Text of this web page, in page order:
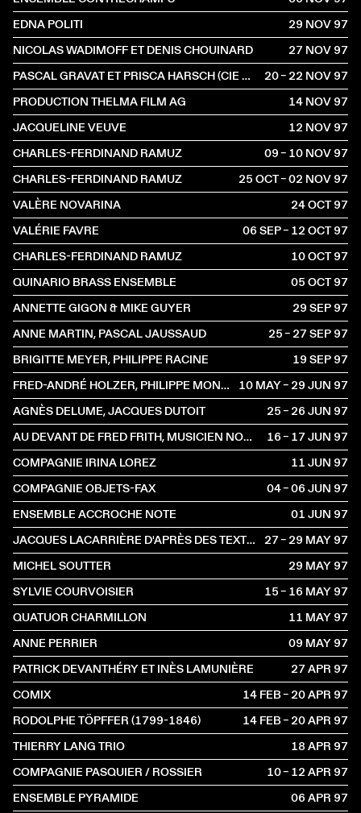
EDNA POLITI
29 NOV1997
NICOLAS WADIMOFF ET DENIS CHOUINARD
27 NOV1997
PASCAL GRAVAT ET PRISCA HARSCH (CIE QUIVALA)
20 – 22 NOV1997
PRODUCTION THELMA FILM AG
14 NOV1997
JACQUELINE VEUVE
12 NOV1997
CHARLES-FERDINAND RAMUZ
09 – 10 NOV1997
CHARLES-FERDINAND RAMUZ
25 OCT – 02 NOV1997
VALÈRE NOVARINA
24 OCT1997
VALÉRIE FAVRE
06 SEP – 12 OCT1997
CHARLES-FERDINAND RAMUZ
10 OCT1997
QUINARIO BRASS ENSEMBLE
05 OCT1997
ANNETTE GIGON & MIKE GUYER
29 SEP1997
ANNE MARTIN, PASCAL JAUSSAUD
25 – 27 SEP1997
BRIGITTE MEYER, PHILIPPE RACINE
19 SEP1997
FRED-ANDRÉ HOLZER, PHILIPPE MONOD, LOUL SCHOPFER
10 MAY – 29 JUN1997
AGNÈS DELUME, JACQUES DUTOIT
25 – 26 JUN1997
AU DEVANT DE FRED FRITH, MUSICIEN NOMADE
16 – 17 JUN1997
COMPAGNIE IRINA LOREZ
11 JUN1997
COMPAGNIE OBJETS-FAX
04 – 06 JUN1997
ENSEMBLE ACCROCHE NOTE
01 JUN1997
JACQUES LACARRIÈRE D'APRÈS DES TEXTES DE GUSTAVE ROUD
27 – 29 MAY1997
MICHEL SOUTTER
29 MAY1997
SYLVIE COURVOISIER
15 – 16 MAY1997
QUATUOR CHARMILLON
11 MAY1997
ANNE PERRIER
09 MAY1997
PATRICK DEVANTHÉRY ET INÈS LAMUNIÈRE
27 APR1997
COMIX
14 FEB – 20 APR1997
RODOLPHE TÖPFFER (1799-1846)
14 FEB – 20 APR1997
THIERRY LANG TRIO
18 APR1997
COMPAGNIE PASQUIER / ROSSIER
10 – 12 APR1997
ENSEMBLE PYRAMIDE
06 APR1997